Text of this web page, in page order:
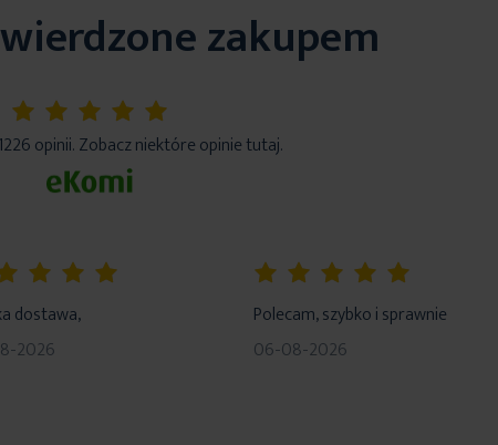
zakupem
5%
opinii. Zobacz niektóre opinie tutaj.
dostawa,
2026
Polecam, szybko i sprawnie
06-08-2026